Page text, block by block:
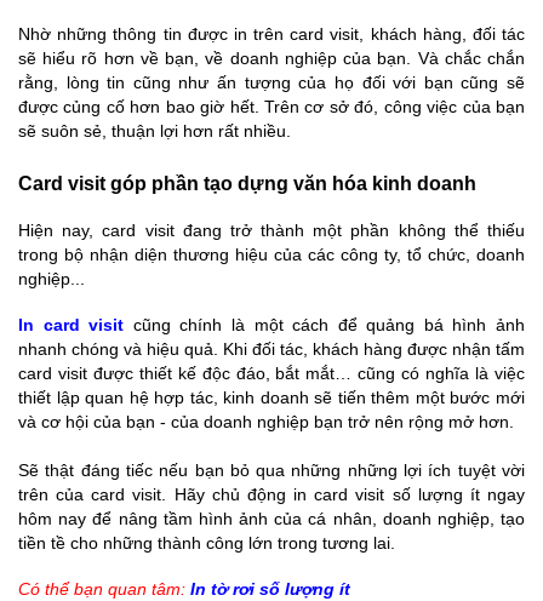
Nhờ những thông tin được in trên card visit, khách hàng, đối tác
sẽ hiểu rõ hơn về bạn, về doanh nghiệp của bạn. Và chắc chắn
rằng, lòng tin cũng như ấn tượng của họ đối với bạn cũng sẽ
được củng cố hơn bao giờ hết. Trên cơ sở đó, công việc của bạn
sẽ suôn sẻ, thuận lợi hơn rất nhiều.
Card visit góp phần tạo dựng văn hóa kinh doanh
Hiện nay, card visit đang trở thành một phần không thể thiếu
trong bộ nhận diện thương hiệu của các công ty, tổ chức, doanh
nghiệp...
In card visit cũng chính là một cách để quảng bá hình ảnh
nhanh chóng và hiệu quả. Khi đối tác, khách hàng được nhận tấm
card visit được thiết kế độc đáo, bắt mắt… cũng có nghĩa là việc
thiết lập quan hệ hợp tác, kinh doanh sẽ tiến thêm một bước mới
và cơ hội của bạn - của doanh nghiệp bạn trở nên rộng mở hơn.
Sẽ thật đáng tiếc nếu bạn bỏ qua những những lợi ích tuyệt vời
trên của card visit. Hãy chủ động in card visit số lượng ít ngay
hôm nay để nâng tầm hình ảnh của cá nhân, doanh nghiệp, tạo
tiền tề cho những thành công lớn trong tương lai.
Có thể bạn quan tâm: In tờ rơi số lượng ít